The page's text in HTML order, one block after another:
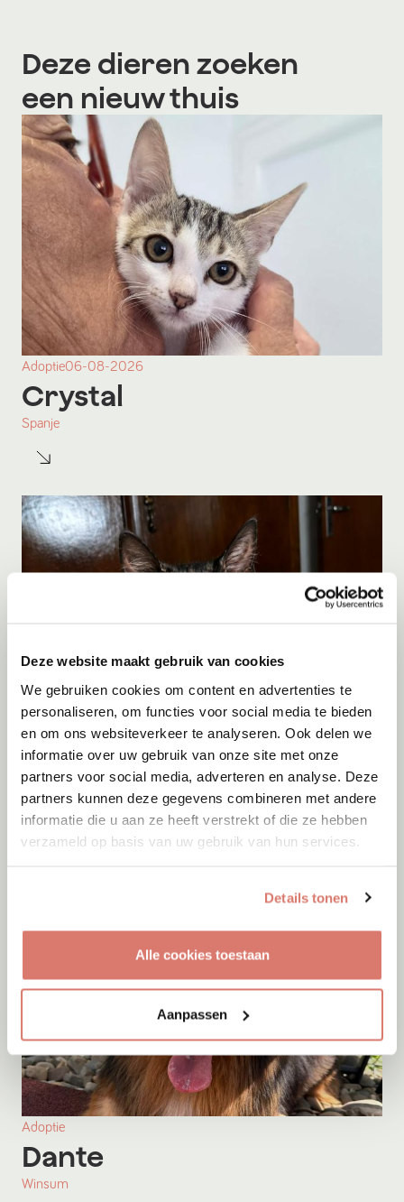
Deze website maakt gebruik van cookies
We gebruiken cookies om content en advertenties te
personaliseren, om functies voor social media te bieden
en om ons websiteverkeer te analyseren. Ook delen we
informatie over uw gebruik van onze site met onze
partners voor social media, adverteren en analyse. Deze
partners kunnen deze gegevens combineren met andere
informatie die u aan ze heeft verstrekt of die ze hebben
verzameld op basis van uw gebruik van hun services.
Details tonen
Alle cookies toestaan
Aanpassen
Deze dieren zoeken
een nieuw thuis
Adoptie06-08-2026
Crystal
Spanje
Adoptie 06-08-2026
Luna
Spanje
Adoptie
Dante
Winsum